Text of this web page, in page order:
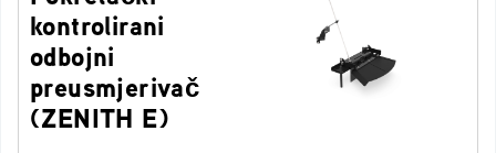
kontrolirani
odbojni
preusmjerivač
(ZENITH E)